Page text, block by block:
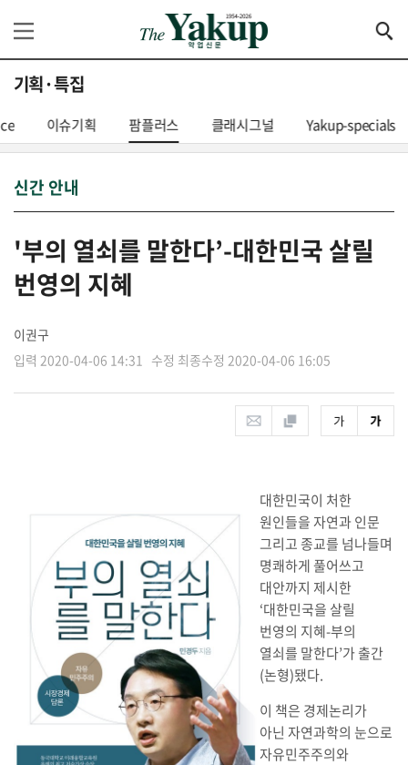
기획·특집
이슈기획 팜플러스 클래시그널 Yakup-specials
신간 안내
'부의 열쇠를 말한다’-대한민국 살릴
번영의 지혜
이권구
입력 2020-04-06 14:31 수정 최종수정 2020-04-06 16:05
대한민국이 처한
원인들을 자연과 인문
그리고 종교를 넘나들며
명쾌하게 풀어쓰고
대안까지 제시한
‘대한민국을 살릴
번영의 지혜-부의
열쇠를 말한다’가 출간
(논형)됐다.
이 책은 경제논리가
아닌 자연과학의 눈으로
자유민주주의와